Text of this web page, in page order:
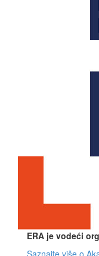
ERA je vodeći
Saznajte više o